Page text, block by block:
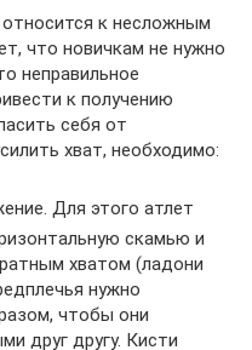
к несложным
что новичкам не нужно
неправильное
к получению
себя от
хват, необходимо:
Для этого атлет
скамью и
хватом (ладони
нужно
чтобы они
друг другу. Кисти